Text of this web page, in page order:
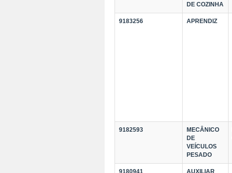
DE COZINHA
9183256 APRENDIZ
9182593
MECÂNICO
DE
VEÍCULOS
PESADO
9180941
AUXILIAR